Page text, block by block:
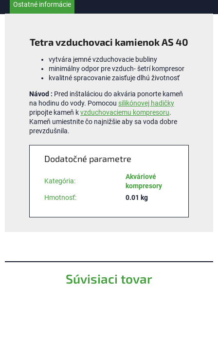
Súvisiaci tovar
Ostatné informácie
Tetra vzduchovaci kamienok AS 40
vytvára jemné vzduchovacie bubliny
minimálny odpor pre vzduch- šetrí kompresor
kvalitné spracovanie zaisťuje dlhú životnosť
Návod : Pred inštaláciou do akvária ponorte kameň
na hodinu do vody. Pomocou silikónovej hadičky
pripojte kameň kvzduchovaciemu kompresoru.
Kameň umiestnite čo najnižšie aby sa voda dobre
prevzdušnila.
Dodatočné parametre
Kategória:
Akváriové
kompresory
Hmotnosť: 0.01 kg